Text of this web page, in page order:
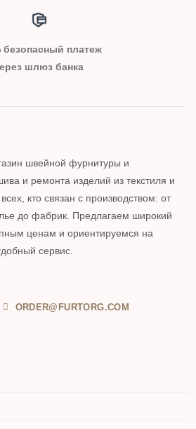
безопасный платеж
шлюз банка
швейной фурнитуры и
и ремонта изделий из текстиля и
кто связан с производством: от
до фабрик. Предлагаем широкий
ценам и ориентируемся на
сервис.
ORDER@FURTORG.COM